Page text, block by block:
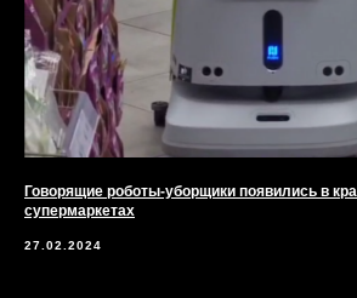
Говорящие роботы-уборщики появились в
супермаркетах
27.02.2024